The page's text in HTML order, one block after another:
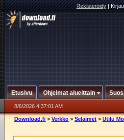
Rekisteröidy|
Etusivu Ohjelmat alueittain
8/6/2026 4:37:01 AM
Download.fi > Verkko > Selaimet > Utilu